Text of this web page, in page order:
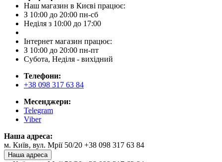
Наш магазин в Києві працює:
З 10:00 до 20:00 пн-сб
Неділя з 10:00 до 17:00
Інтернет магазин працює:
З 10:00 до 20:00 пн-пт
Субота, Неділя - вихідний
Телефони:
+38 098 317 63 84
Месенджери:
Telegram
Viber
Наша адреса:
м. Київ, вул. Мрії 50/20 +38 098 317 63 84
Наша адреса